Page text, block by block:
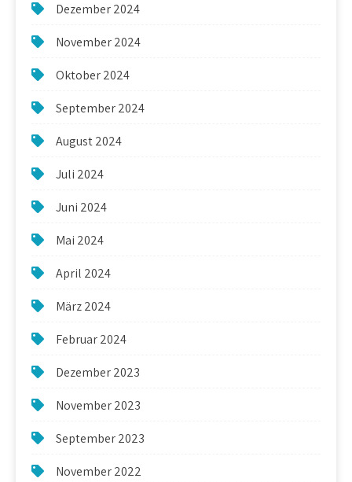
Dezember 2024
November 2024
Oktober 2024
September 2024
August 2024
Juli 2024
Juni 2024
Mai 2024
April 2024
März 2024
Februar 2024
Dezember 2023
November 2023
September 2023
November 2022